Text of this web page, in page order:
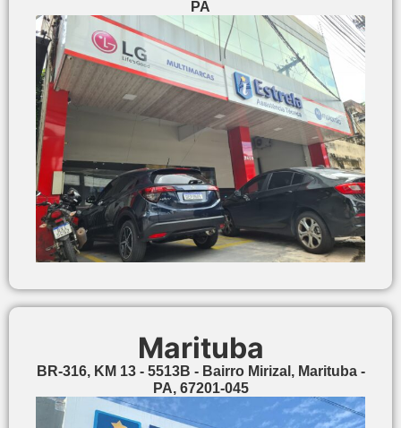
PA
Marituba
BR-316, KM 13 - 5513B - Bairro Mirizal, Marituba -
PA, 67201-045